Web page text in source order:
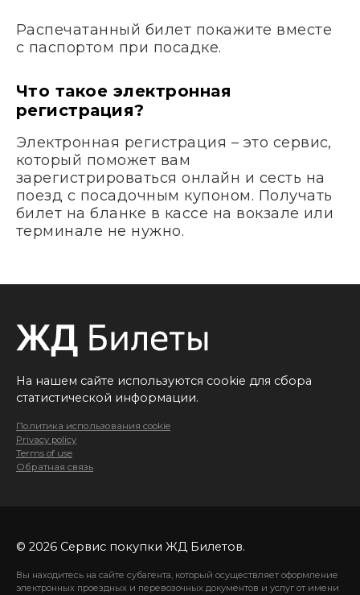
Распечатанный билет покажите вместе
с паспортом при посадке.
Что такое электронная
регистрация?
Электронная регистрация – это сервис,
который поможет вам
зарегистрироваться онлайн и сесть на
поезд с посадочным купоном. Получать
билет на бланке в кассе на вокзале или
терминале не нужно.
На нашем сайте используются cookie для сбора
статистической информации.
Политика использования cookie
Privacy policy
Terms of use
Обратная связь
© 2026 Сервис покупки ЖД Билетов.
Вы находитесь на сайте субагента, который осуществляет оформление
электронных проездных и перевозочных документов и услуг от имени